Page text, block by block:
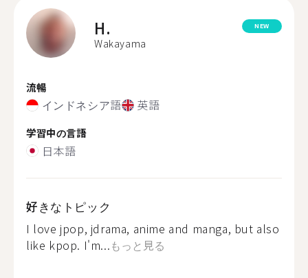
H.
Wakayama
NEW
流暢
インドネシア語 英語
学習中の言語
日本語
好きなトピック
I love jpop, jdrama, anime and manga, but also
like kpop. I'm...もっと見る